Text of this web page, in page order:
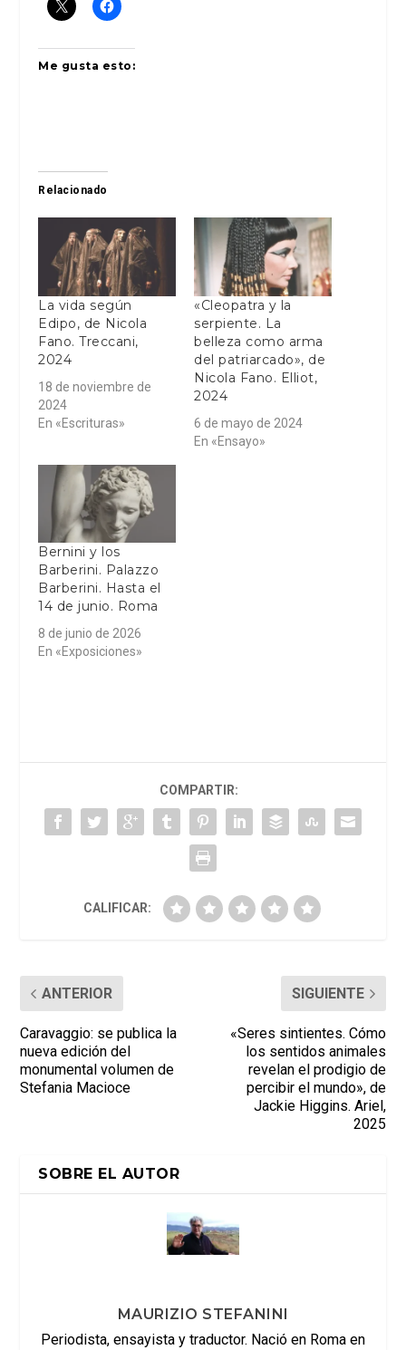
Me gusta esto:
Relacionado
La vida según
Edipo, de Nicola
Fano. Treccani,
2024
18 de noviembre de
2024
En «Escrituras»
«Cleopatra y la
serpiente. La
belleza como arma
del patriarcado», de
Nicola Fano. Elliot,
2024
6 de mayo de 2024
En «Ensayo»
Bernini y los
Barberini. Palazzo
Barberini. Hasta el
14 de junio. Roma
8 de junio de 2026
En «Exposiciones»
COMPARTIR:
CALIFICAR:
ANTERIOR
Caravaggio: se publica la
nueva edición del
monumental volumen de
Stefania Macioce
SIGUIENTE
«Seres sintientes. Cómo
los sentidos animales
revelan el prodigio de
percibir el mundo», de
Jackie Higgins. Ariel,
2025
SOBRE EL AUTOR
MAURIZIO STEFANINI
Periodista, ensayista y traductor. Nació en Roma en